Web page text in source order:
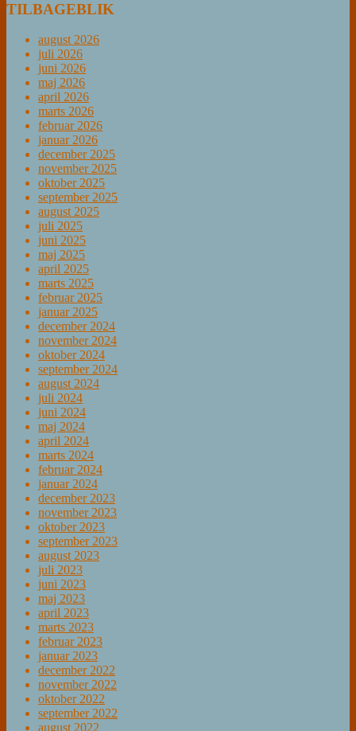
TILBAGEBLIK
august 2026
juli 2026
juni 2026
maj 2026
april 2026
marts 2026
februar 2026
januar 2026
december 2025
november 2025
oktober 2025
september 2025
august 2025
juli 2025
juni 2025
maj 2025
april 2025
marts 2025
februar 2025
januar 2025
december 2024
november 2024
oktober 2024
september 2024
august 2024
juli 2024
juni 2024
maj 2024
april 2024
marts 2024
februar 2024
januar 2024
december 2023
november 2023
oktober 2023
september 2023
august 2023
juli 2023
juni 2023
maj 2023
april 2023
marts 2023
februar 2023
januar 2023
december 2022
november 2022
oktober 2022
september 2022
august 2022